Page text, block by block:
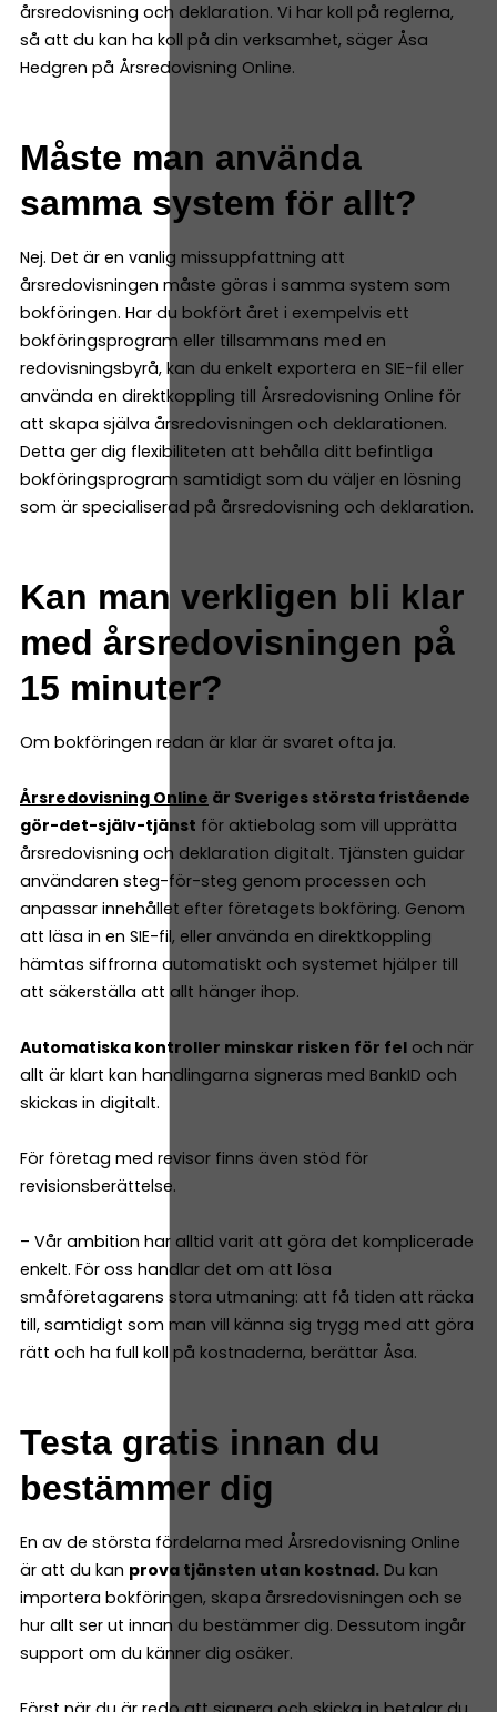
årsredovisning och deklaration. Vi har koll på reglerna,
så att du kan ha koll på din verksamhet, säger Åsa
Hedgren på Årsredovisning Online.
Måste man använda
samma system för allt?
Nej. Det är en vanlig missuppfattning att
årsredovisningen måste göras i samma system som
bokföringen. Har du bokfört året i exempelvis ett
bokföringsprogram eller tillsammans med en
redovisningsbyrå, kan du enkelt exportera en SIE-fil eller
använda en direktkoppling till Årsredovisning Online för
att skapa själva årsredovisningen och deklarationen.
Detta ger dig flexibiliteten att behålla ditt befintliga
bokföringsprogram samtidigt som du väljer en lösning
som är specialiserad på årsredovisning och deklaration.
Kan man verkligen bli klar
med årsredovisningen på
15 minuter?
Om bokföringen redan är klar är svaret ofta ja.
Årsredovisning Online är Sveriges största fristående
gör-det-själv-tjänst för aktiebolag som vill upprätta
årsredovisning och deklaration digitalt. Tjänsten guidar
användaren steg-för-steg genom processen och
anpassar innehållet efter företagets bokföring. Genom
att läsa in en SIE-fil, eller använda en direktkoppling
hämtas siffrorna automatiskt och systemet hjälper till
att säkerställa att allt hänger ihop.
Automatiska kontroller minskar risken för fel och när
allt är klart kan handlingarna signeras med BankID och
skickas in digitalt.
För företag med revisor finns även stöd för
revisionsberättelse.
– Vår ambition har alltid varit att göra det komplicerade
enkelt. För oss handlar det om att lösa
småföretagarens stora utmaning: att få tiden att räcka
till, samtidigt som man vill känna sig trygg med att göra
rätt och ha full koll på kostnaderna, berättar Åsa.
Testa gratis innan du
bestämmer dig
En av de största fördelarna med Årsredovisning Online
är att du kan prova tjänsten utan kostnad. Du kan
importera bokföringen, skapa årsredovisningen och se
hur allt ser ut innan du bestämmer dig. Dessutom ingår
support om du känner dig osäker.